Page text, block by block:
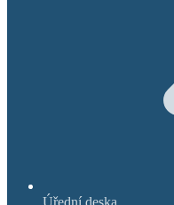
Úřední deska